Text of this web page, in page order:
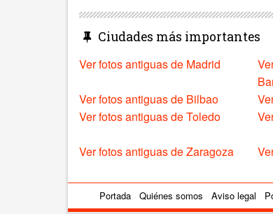
Ciudades más importantes
Ver fotos antiguas de Madrid
Ver fotos antiguas de Bilbao
Ver fotos antiguas de Toledo
Ver fotos antiguas de Zaragoza
Portada Quiénes somos Aviso legal